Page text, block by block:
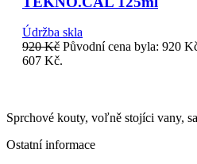
Údržba skla
920Kč Původní cena byla: 920
607 Kč.
Sprchové kouty, voľně stojíci vany,
Ostatní informace